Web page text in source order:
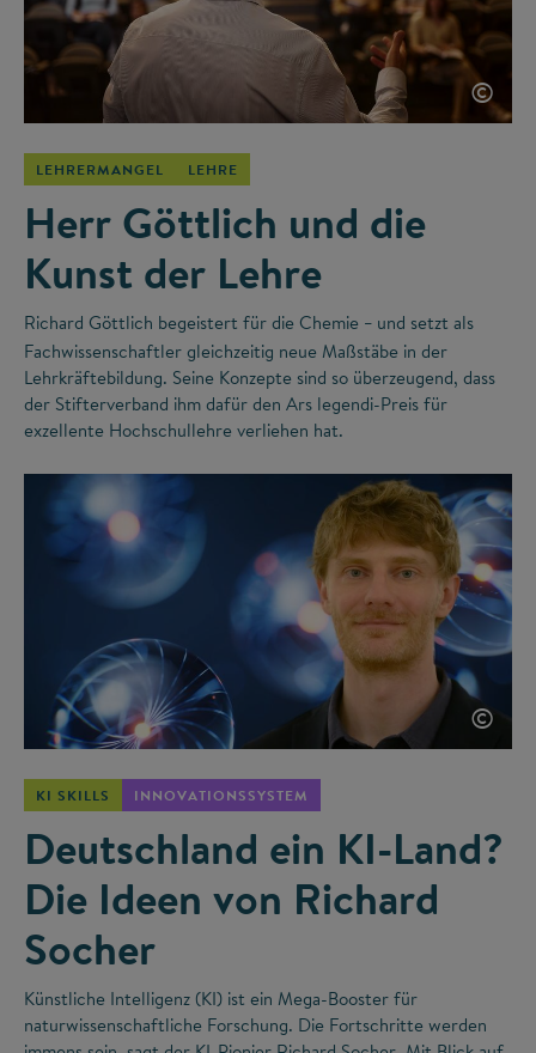
©
LEHRERMANGEL LEHRE
Herr Göttlich und die
Kunst der Lehre
Richard Göttlich begeistert für die Chemie – und setzt als
Fachwissenschaftler gleichzeitig neue Maßstäbe in der
Lehrkräftebildung. Seine Konzepte sind so überzeugend, dass
der Stifterverband ihm dafür den Ars legendi-Preis für
exzellente Hochschullehre verliehen hat.
©
KI SKILLS INNOVATIONSSYSTEM
Deutschland ein KI-Land?
Die Ideen von Richard
Socher
Künstliche Intelligenz (KI) ist ein Mega-Booster für
naturwissenschaftliche Forschung. Die Fortschritte werden